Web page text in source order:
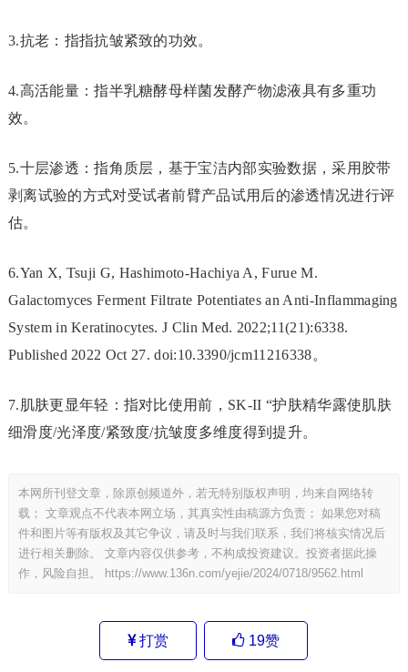
3.抗老：指指抗皱紧致的功效。
4.高活能量：指半乳糖酵母样菌发酵产物滤液具有多重功
效。
5.十层渗透：指角质层，基于宝洁内部实验数据，采用胶带
剥离试验的方式对受试者前臂产品试用后的渗透情况进行评
估。
6.Yan X, Tsuji G, Hashimoto-Hachiya A, Furue M.
Galactomyces Ferment Filtrate Potentiates an Anti-Inflammaging
System in Keratinocytes. J Clin Med. 2022;11(21):6338.
Published 2022 Oct 27. doi:10.3390/jcm11216338。
7.肌肤更显年轻：指对比使用前，SK-II “护肤精华露使肌肤
细滑度/光泽度/紧致度/抗皱度多维度得到提升。
本网所刊登文章，除原创频道外，若无特别版权声明，均来自网络转
载； 文章观点不代表本网立场，其真实性由稿源方负责； 如果您对稿
件和图片等有版权及其它争议，请及时与我们联系，我们将核实情况后
进行相关删除。 文章内容仅供参考，不构成投资建议。投资者据此操
作，风险自担。
https://www.136n.com/yejie/2024/0718/9562.html
打赏 19赞